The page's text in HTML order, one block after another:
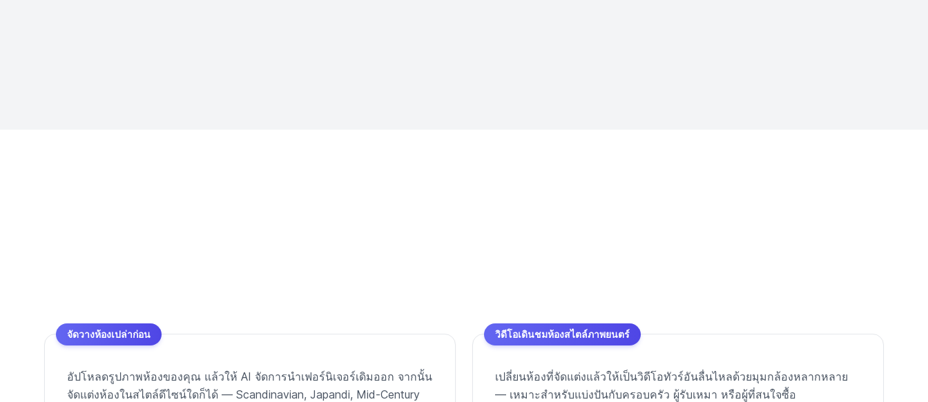
จัดวางห้องเปล่าก่อน
อัปโหลดรูปภาพห้องของคุณ แล้วให้ AI จัดการนำเฟอร์นิเจอร์เดิมออก จากนั้น
จัดแต่งห้องในสไตล์ดีไซน์ใดก็ได้ — Scandinavian, Japandi, Mid-Century
วิดีโอเดินชมห้องสไตล์ภาพยนตร์
เปลี่ยนห้องที่จัดแต่งแล้วให้เป็นวิดีโอทัวร์อันลื่นไหลด้วยมุมกล้องหลากหลาย
— เหมาะสำหรับแบ่งปันกับครอบครัว ผู้รับเหมา หรือผู้ที่สนใจซื้อ